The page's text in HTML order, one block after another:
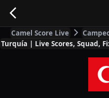
Camel Score Live
Turquía | Live Scores, Squad,